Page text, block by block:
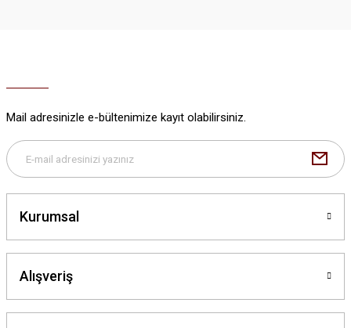
Bu ürüne benzer farklı alternatifler olmalı.
Mail adresinizle e-bültenimize kayıt olabilirsiniz.
Kurumsal
Alışveriş